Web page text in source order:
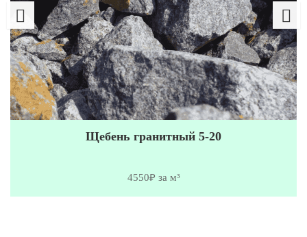
Щебень гранитный 5-20
4550₽ за м³